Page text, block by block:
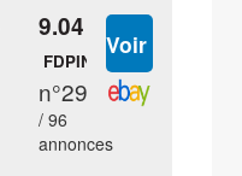
9.04 €
FDPIN
n°29
/ 96
annonces